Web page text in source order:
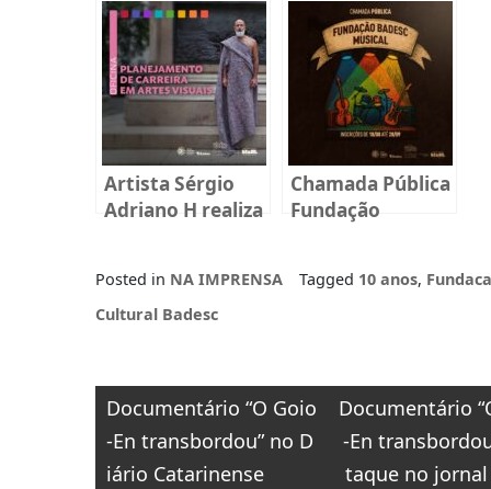
sobre
reprodução
humana em
Florianópolis
“Maresia: Arte
Contemporânea
em Santa
Catarina”, será
lançado na
quinta-feira, dia
11 de dezembro.
Artista Sérgio
Adriano H realiza
Cultural Badesc
Chamada Pública
Fundação
Posted in NA IMPRENSA Tagged 10 anos,
Cultural Badesc
Navegação
de
Post
Documentário “O Goio
-En transbordou” no D
iário Catarinense
Documentário
-En
taque no